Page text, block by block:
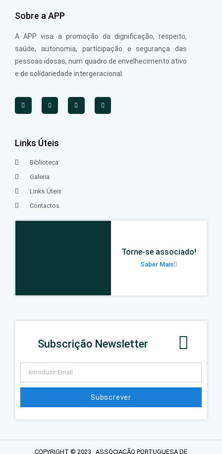
Sobre a APP
A APP visa a promoção da dignificação, respeito,
saúde, autonomia, participação e segurança das
pessoas idosas, num quadro de envelhecimento ativo
e de solidariedade intergeracional.
Links Úteis
Biblioteca
Galeria
Links Úteis
Contactos
Torne-se associado!
Saber Mais
Subscrição Newsletter
Subscrever
COPYRIGHT © 2023 · ASSOCIAÇÃO PORTUGUESA DE